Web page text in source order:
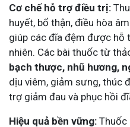
Cơ chế hỗ trợ điều trị:
huyết, bổ thận, điều hòa
giúp các đĩa đệm được
nhiên. Các bài thuốc từ
bạch thược, nhũ hương,
dịu viêm, giảm sưng, thúc
trợ giảm đau và phục hồi
Hiệu quả bền vững: Thuốc